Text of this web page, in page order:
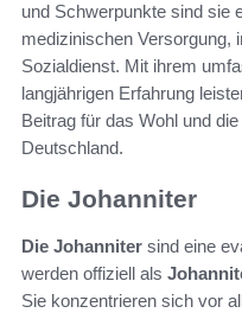
und Schwerpunkte sind sie
medizinischen Versorgung,
Sozialdienst. Mit ihrem
langjährigen Erfahrung
Beitrag für das Wohl und
Deutschland.
Die Johanniter
Die Johanniter sind eine
werden offiziell als
Sie konzentrieren sich vor